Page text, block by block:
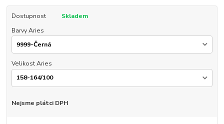
Dostupnost
Skladem
Barvy Aries
Velikost Aries
Nejsme plátci DPH